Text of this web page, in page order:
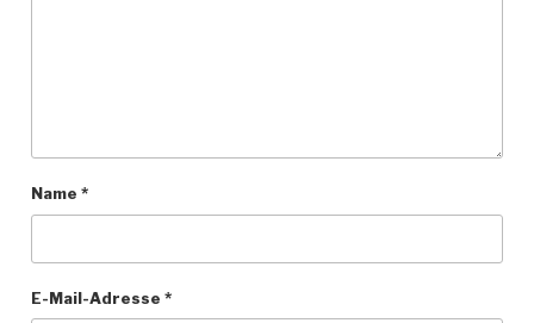
Name *
E-Mail-Adresse *